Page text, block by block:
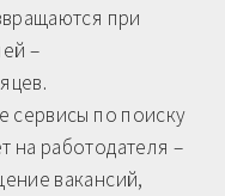
при
–
сервисы по поиску
на работодателя –
вакансий,